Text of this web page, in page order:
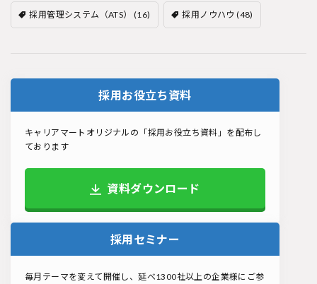
採用管理システム（ATS） (16) 採用ノウハウ (48)
採用お役立ち資料
キャリアマートオリジナルの「採用お役立ち資料」を配布し
ております
資料ダウンロード
採用セミナー
毎月テーマを変えて開催し、延べ1300社以上の企業様にご参